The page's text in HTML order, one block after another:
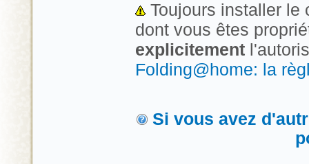
Toujours installer le
dont vous êtes
explicitement
Folding@home: la
Si vous avez